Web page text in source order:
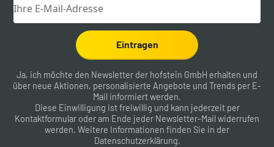
Eintragen
Ja, ich möchte den Newsletter der hofstein GmbH erhalten und
über neue Aktionen, personalisierte Angebote und Trends per E-
Mail informiert werden.
Diese Einwilligung ist freiwillig und kann jederzeit per
Kontaktformular oder am Ende jeder Newsletter-Mail widerrufen
werden. Weitere Informationen finden Sie in der
Datenschutzerklärung.